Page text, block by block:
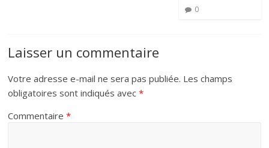
0
Laisser un commentaire
Votre adresse e-mail ne sera pas publiée. Les champs
obligatoires sont indiqués avec*
Commentaire*